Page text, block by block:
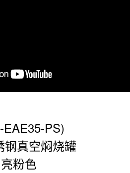
EAE35-PS)
钢真空焖烧罐
亮粉色